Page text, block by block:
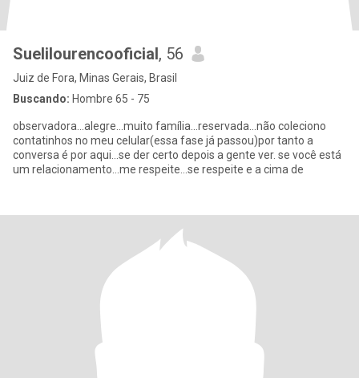
Suelilourencooficial, 56
Juiz de Fora, Minas Gerais, Brasil
Buscando: Hombre 65 - 75
observadora...alegre...muito família...reservada...não coleciono
contatinhos no meu celular(essa fase já passou)por tanto a
conversa é por aqui...se der certo depois a gente ver. se você está
um relacionamento...me respeite...se respeite e a cima de